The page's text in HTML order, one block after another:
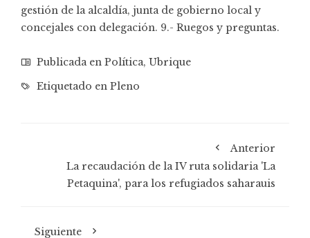
gestión de la alcaldía, junta de gobierno local y
concejales con delegación. 9.- Ruegos y preguntas.
Publicada en Política, Ubrique
Etiquetado en Pleno
Anterior
La recaudación de la IV ruta solidaria 'La
Petaquina', para los refugiados saharauis
Siguiente